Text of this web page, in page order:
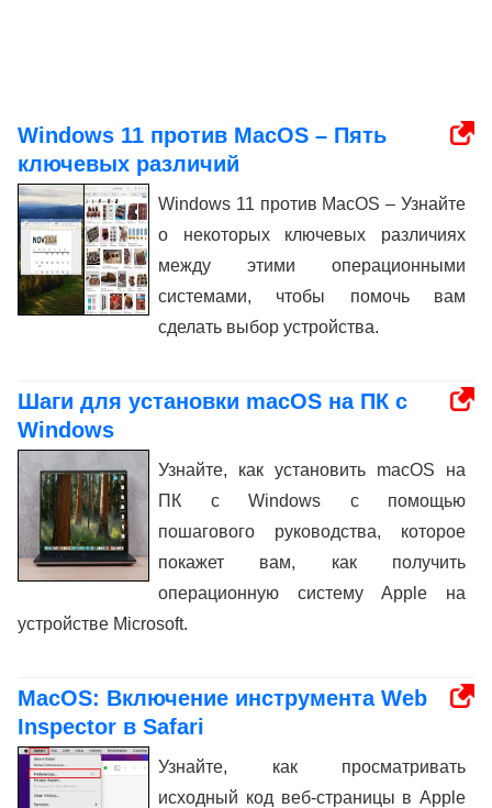
Windows 11 против MacOS – Пять
ключевых различий
Windows 11 против MacOS – Узнайте
о некоторых ключевых различиях
между этими операционными
системами, чтобы помочь вам
сделать выбор устройства.
Шаги для установки macOS на ПК с
Windows
Узнайте, как установить macOS на
ПК с Windows с помощью
пошагового руководства, которое
покажет вам, как получить
операционную систему Apple на
устройстве Microsoft.
MacOS: Включение инструмента Web
Inspector в Safari
Узнайте, как просматривать
исходный код веб-страницы в Apple